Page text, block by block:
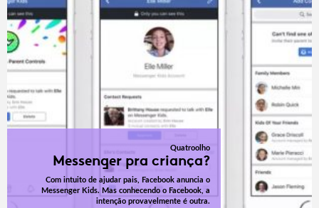
Quatroolho
Messenger pra criança?
Com intuito de ajudar pais, Facebook anuncia o
Messenger Kids. Mas conhecendo o Facebook, a
intenção provavelmente é outra.